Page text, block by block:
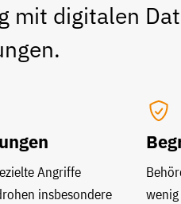
mit digitalen
Angriffe
insbesondere